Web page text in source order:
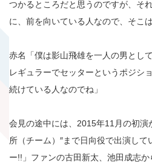
つかるところだと思うのですが、そ
に、前を向いている人なので、そこ
赤名「僕は影山飛雄を一人の男とし
レギュラーでセッターというポジシ
続けている人なのでね」
会見の途中には、2015年11月の初
所（チーム）″まで日向役で出演して
ー!!」ファンの古田新太、池田成志